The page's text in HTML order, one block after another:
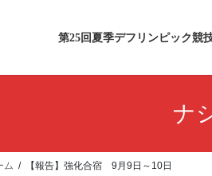
第25回夏季デフリンピック競
ナ
ム 【報告】強化合宿 9月9日～10日